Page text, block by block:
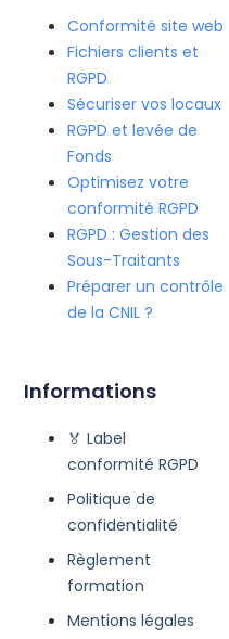
Conformité site web
Fichiers clients et
RGPD
Sécuriser vos locaux
RGPD et levée de
Fonds
Optimisez votre
conformité RGPD
RGPD : Gestion des
Sous-Traitants
Préparer un contrôle
de la CNIL ?
Informations
🏅 Label
conformité RGPD
Politique de
confidentialité
Règlement
formation
Mentions légales